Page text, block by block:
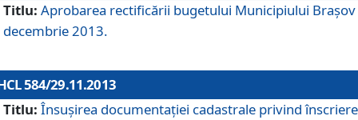
Titlu: Aprobarea rectificării bugetului Municipiului Braşov
decembrie 2013.
584/29.11.2013
Titlu: Însuşirea documentaţiei cadastrale privind